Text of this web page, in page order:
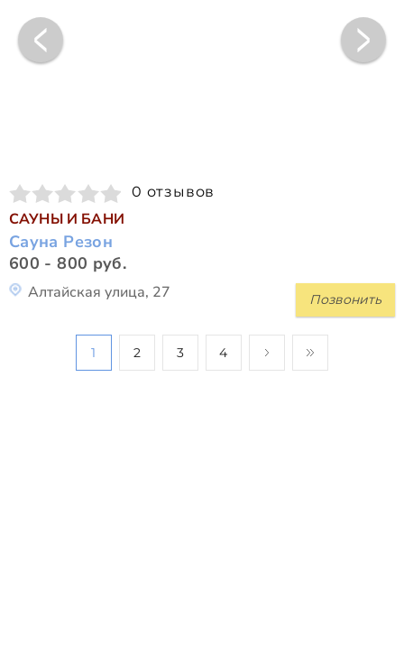
0 отзывов
САУНЫ И БАНИ
Сауна Резон
600 - 800 руб.
Позвонить
Алтайская улица, 27
1 2 3 4